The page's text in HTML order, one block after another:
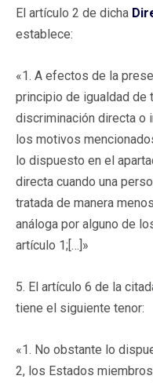
El artículo 2 de dicha
establece:
«1. A efectos de la
principio de igualdad de
discriminación directa o
los motivos
lo dispuesto en el
directa cuando una
tratada de manera
análoga por alguno de
artículo 1;[…]»
5. El artículo 6 de la
tiene el siguiente tenor:
«1. No obstante lo
2, los Estados